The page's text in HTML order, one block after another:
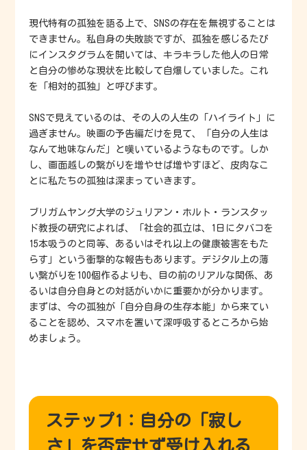
現代特有の孤独を語る上で、SNSの存在を無視することは
できません。私自身の失敗談ですが、孤独を感じるたび
にインスタグラムを開いては、キラキラした他人の日常
と自分の惨めな現状を比較して自爆していました。これ
を「相対的孤独」と呼びます。
SNSで見えているのは、その人の人生の「ハイライト」に
過ぎません。映画の予告編だけを見て、「自分の人生は
なんて地味なんだ」と嘆いているようなものです。しか
し、画面越しの繋がりを増やせば増やすほど、皮肉なこ
とに私たちの孤独は深まっていきます。
ブリガムヤング大学のジュリアン・ホルト・ランスタッ
ド教授の研究によれば、「社会的孤立は、1日にタバコを
15本吸うのと同等、あるいはそれ以上の健康被害をもた
らす」という衝撃的な報告もあります。デジタル上の薄
い繋がりを100個作るよりも、目の前のリアルな関係、あ
るいは自分自身との対話がいかに重要かが分かります。
まずは、今の孤独が「自分自身の生存本能」から来てい
ることを認め、スマホを置いて深呼吸するところから始
めましょう。
ステップ1：自分の「寂し
さ」を否定せず受け入れる